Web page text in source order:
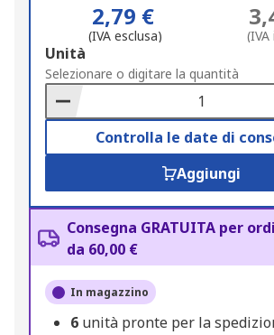
2,79 €
(IVA esclusa) (IVA
Add
to
Basket
Unità
Selezionare o digitare la quantità
Controlla le date di
Aggiungi
Consegna GRATUITA per
da 60,00 €
In magazzino
6 unità pronte per la